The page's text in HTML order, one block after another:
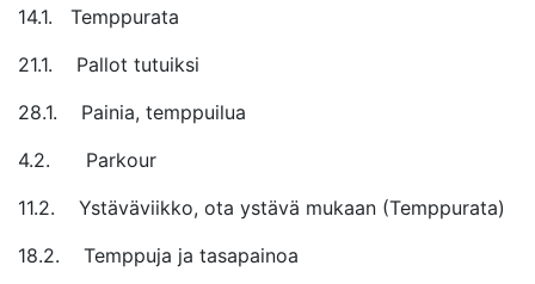
14.1. Temppurata
21.1. Pallot tutuiksi
28.1. Painia, temppuilua
4.2. Parkour
11.2. Ystäväviikko, ota ystävä mukaan (Temppurata)
18.2. Temppuja ja tasapainoa